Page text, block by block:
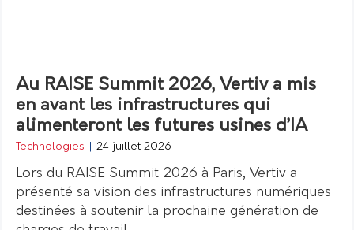
Au RAISE Summit 2026, Vertiv a mis
en avant les infrastructures qui
alimenteront les futures usines d’IA
Technologies 24 juillet 2026
Lors du RAISE Summit 2026 à Paris, Vertiv a
présenté sa vision des infrastructures numériques
destinées à soutenir la prochaine génération de